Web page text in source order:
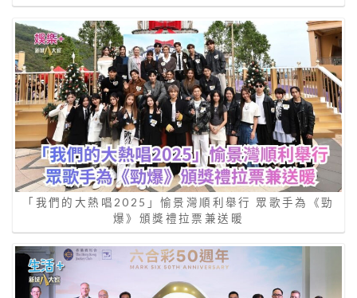
「我們的大熱唱2025」愉景灣順利舉行 眾歌手為《勁
爆》頒獎禮拉票兼送暖